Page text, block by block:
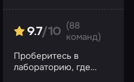
9.7/10
(88
команд)
Проберитесь в
лабораторию, где